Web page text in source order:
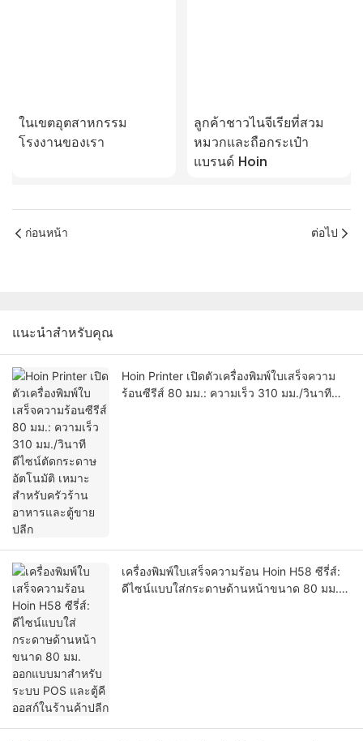
ในเขตอุตสาหกรรม
โรงงานของเรา
ลูกค้าชาวไนจีเรียที่สวม
หมวกและถือกระเป๋า
แบรนด์ Hoin
ก่อนหน้า ต่อไป
แนะนำสำหรับคุณ
Hoin Printer เปิดตัวเครื่องพิมพ์ใบเสร็จความ
ร้อนซีรีส์ 80 มม.: ความเร็ว 310 มม./วินาที
เครื่องพิมพ์ใบเสร็จความร้อน Hoin H58 ซีรี่ส์:
ดีไซน์แบบใส่กระดาษด้านหน้าขนาด 80 มม.